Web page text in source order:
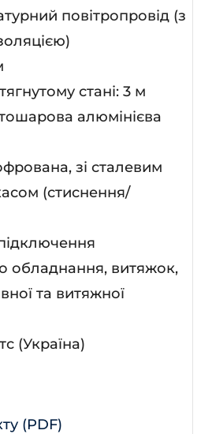
повітропровід (з
стані: 3 м
алюмінієва
зі сталевим
(стиснення/
обладнання, витяжок,
та витяжної
(Україна)
(PDF)